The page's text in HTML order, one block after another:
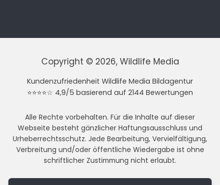
Copyright © 2026, Wildlife Media
Kundenzufriedenheit Wildlife Media Bildagentur
⭐⭐⭐⭐☆ 4,9/5 basierend auf 2144 Bewertungen
Alle Rechte vorbehalten. Für die Inhalte auf dieser
Webseite besteht gänzlicher Haftungsausschluss und
Urheberrechtsschutz. Jede Bearbeitung, Vervielfältigung,
Verbreitung und/oder öffentliche Wiedergabe ist ohne
schriftlicher Zustimmung nicht erlaubt.